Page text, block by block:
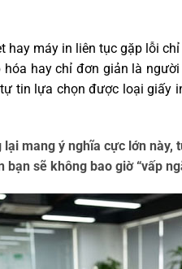
máy in liên tục gặp lỗi
hay chỉ đơn giản là
tin lựa chọn được loại giấy
mang ý nghĩa cực lớn
sẽ không bao giờ “vấp